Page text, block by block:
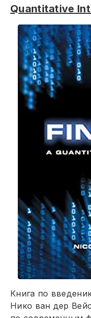
Quantitative
Книга по
Нико ван дер